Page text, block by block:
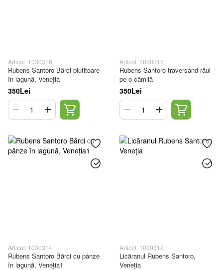
Articol: 1030316
Rubens Santoro Bărci plutitoare
în lagună, Veneția
350Lei
Articol: 1030315
Rubens Santoro traversând râul
pe o cămilă
350Lei
Articol: 1030314
Rubens Santoro Bărci cu pânze
în lagună, Veneția1
Articol: 1030312
Licăranul Rubens Santoro,
Veneția